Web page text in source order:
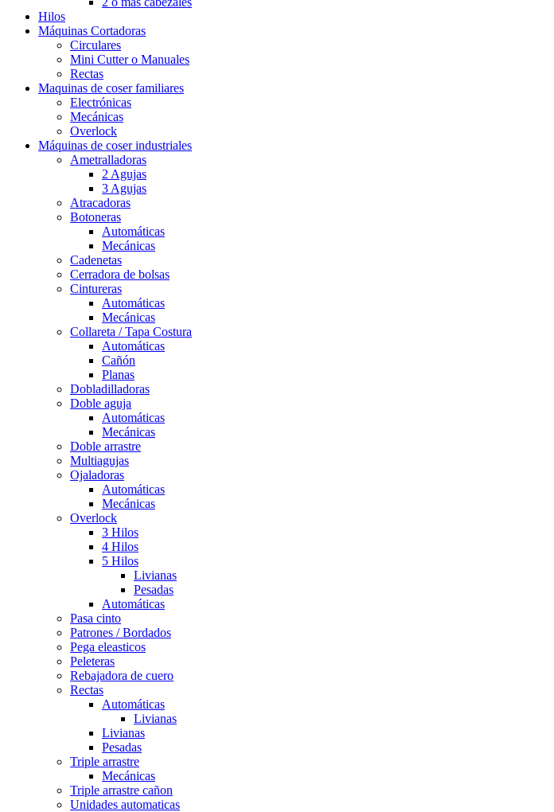
Hilos
Máquinas Cortadoras
Circulares
Mini Cutter o Manuales
Rectas
Maquinas de coser familiares
Electrónicas
Mecánicas
Overlock
Máquinas de coser industriales
Ametralladoras
2 Agujas
3 Agujas
Atracadoras
Botoneras
Automáticas
Mecánicas
Cadenetas
Cerradora de bolsas
Cintureras
Automáticas
Mecánicas
Collareta / Tapa Costura
Automáticas
Cañón
Planas
Dobladilladoras
Doble aguja
Automáticas
Mecánicas
Doble arrastre
Multiagujas
Ojaladoras
Automáticas
Mecánicas
Overlock
3 Hilos
4 Hilos
5 Hilos
Livianas
Pesadas
Automáticas
Pasa cinto
Patrones / Bordados
Pega eleasticos
Peleteras
Rebajadora de cuero
Rectas
Automáticas
Livianas
Livianas
Pesadas
Triple arrastre
Mecánicas
Triple arrastre cañon
Unidades automaticas